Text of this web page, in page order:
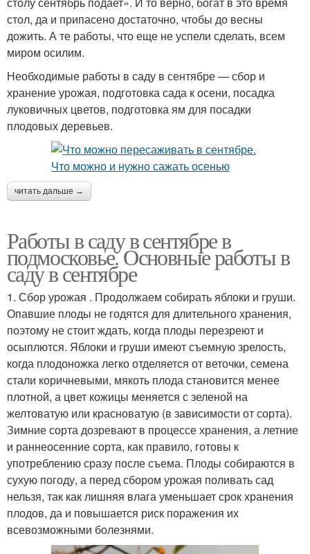
стол, да и припасено достаточно, чтобы до весны
дожить. А те работы, что еще не успели сделать, всем
миром осилим.
Необходимые работы в саду в сентябре — сбор и
хранение урожая, подготовка сада к осени, посадка
луковичных цветов, подготовка ям для посадки
плодовых деревьев.
читать дальше →
Работы в саду в сентябре в
подмосковье. Основные работы в
саду в сентябре
1. Сбор урожая . Продолжаем собирать яблоки и груши.
Опавшие плоды не годятся для длительного хранения,
поэтому не стоит ждать, когда плоды перезреют и
осыплются. Яблоки и груши имеют съемную зрелость,
когда плодоножка легко отделяется от веточки, семена
стали коричневыми, мякоть плода становится менее
плотной, а цвет кожицы меняется с зеленой на
желтоватую или красноватую (в зависимости от сорта).
Зимние сорта дозревают в процессе хранения, а летние
и раннеосенние сорта, как правило, готовы к
употреблению сразу после съема. Плоды собираются в
сухую погоду, а перед сбором урожая поливать сад
нельзя, так как лишняя влага уменьшает срок хранения
плодов, да и повышается риск поражения их
всевозможными болезнями.